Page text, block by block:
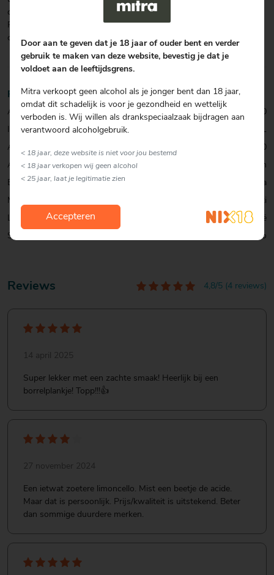
citroenen uit Sorrento, mag de likeur ‘Liquore di Limone di Sorrento
P.G.I.’ heten volgens de Europese richtlijnen die de Sorrento
citroenen beschermen.
Reviews 4,8/5 (4 reviews)
14 april 2025
Super lekker met een zachte smaak! Heerlijk bij een
borrelplankje! Topp!!!👍
27 november 2024
Een ietwat zoetere limoncello. Mist een beetje de acide.
Maar dat is persoonlijk. Prijs/kwaliteit is uitstekend. Beter
dan sommige duurdere merken.
Productinformatie
Artikelcode:
0383600000
Inhoud:
50 CL
Alcohol percentage:
30,0
Allergenen:
Geen
Exclusief:
Exclusief bij Mitra
Merk:
Marcati
Land:
Italië
Soort:
Limoncello
Door aan te geven dat je 18 jaar of ouder bent en verder
gebruik te maken van deze website, bevestig je dat je
voldoet aan de leeftijdsgrens.
Mitra verkoopt geen alcohol als je jonger bent dan 18 jaar,
omdat dit schadelijk is voor je gezondheid en wettelijk
verboden is. Wij willen als drankspeciaalzaak bijdragen aan
verantwoord alcoholgebruik.
< 18 jaar, deze website is niet voor jou bestemd
< 18 jaar verkopen wij geen alcohol
< 25 jaar, laat je legitimatie zien
Accepteren